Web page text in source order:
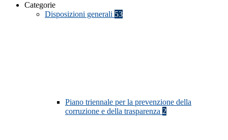
Categorie
Disposizioni generali 53
Piano triennale per la prevenzione della
corruzione e della trasparenza 2